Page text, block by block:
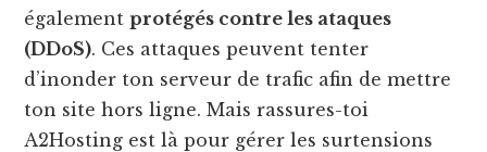
égalementprotégés contre les ataques
(DDoS). Ces attaques peuvent tenter
d’inonder ton serveur de trafic afin de mettre
ton site hors ligne. Mais rassures-toi
A2Hosting est là pour gérer les surtensions